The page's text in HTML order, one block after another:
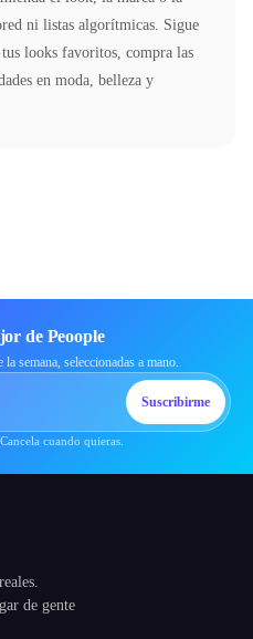
ni listas algorítmicas. Sigue
looks favoritos, compra las
en moda, belleza y
de Peoople
semana, seleccionadas a mano.
Suscribirme
cuando quieras.
de gente